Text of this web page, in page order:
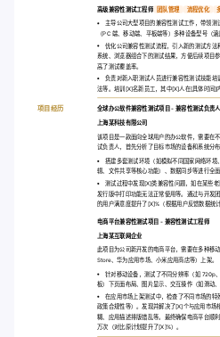
高级兼容性测试工程师
团队管理 流程优化
主导公司大型项目的兼容性测试工作，带领
（PC 端、移动端、平板端等）多种设备型号（
优化公司兼容性测试流程，引入新的测试方法
系统、浏览器组合下的测试结果，方便后续项目
高了测试覆盖率。
负责对新入职测试人员进行兼容性测试技能
法等。培训[X]名新员工，其中[X]人在[具体时间]
项目经历 全球办公软件兼容性测试项目 - 兼容性测试负责人
上海某科技有限公司
该项目是一款面向全球用户的办公软件，需要在
试负责人，首先分析了目标市场的设备和系统分
搭建多套测试环境（如模拟不同国家网络环
辑、文件共享等核心功能）、数据同步等进行全面
测试过程中发现[X]类兼容性问题，如在某些
发行版中打印功能无法正常使用等。通过与开发
的用户满意度提升了[X]%（根据用户反馈数据统计
电商平台兼容性测试项目 - 兼容性测试工程师
上海某互联网企业
此项目为公司新开发的电商平台，需要在多种移
Store、华为应用市场、小米应用商店等）上架。
针对移动设备，测试了不同分辨率（如 720p
板）下页面布局、图片显示、交互操作（如滑动
在应用市场上架测试中，检查了不同市场的
政策合规性等）。发现并解决了[X]个与应用市场
糊、应用描述排版错乱等。最终确保电商平台顺
万次（对比原计划提升了[X]%）。